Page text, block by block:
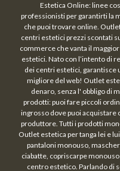
Estetica Online: linee
professionisti per garantirti la
che puoi trovare online.
centri estetici prezzi scontati
commerce che vanta il
estetici. Nato con l’intento di
dei centri estetici, garantisce
migliore del web! Outlet
denaro, senza l' obbligo di
prodotti: puoi fare piccoli
ingrosso dove puoi acquistare
produttore. Tutti i prodotti
Outlet estetica per tanga lei e
pantaloni monouso,
ciabatte, copriscarpe
centro estetico. Parlando di